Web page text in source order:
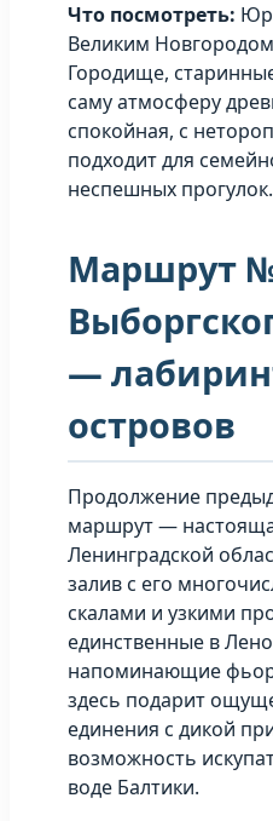
Что посмотреть:
Великим
Городище,
саму атмосферу
спокойная, с
подходит для
неспешных прогулок.
Маршрут
—
островов
Продолжение
маршрут —
Ленинградской
залив с его
скалами и узкими
единственные в
напоминающие
здесь подарит
единения с дикой
возможность
воде Балтики.